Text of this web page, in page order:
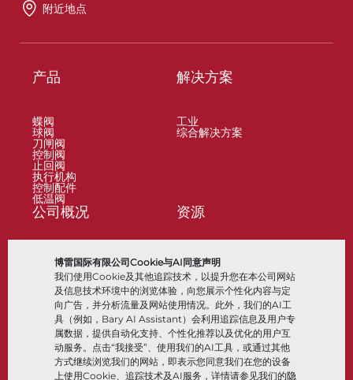
博雷国际有限公司Cookie与AI同意声明
我们使用Cookie及其他追踪技术，以提升您在本公司网站
及信息技术环境中的浏览体验，向您展示个性化内容与定
向广告，并分析流量及网站使用情况。此外，我们的AI工
具（例如，Bary AI Assistant）会利用追踪信息及用户专
属数据，提供自动化支持、个性化推荐以及优化的用户互
动服务。点击“我接受”、使用我们的AI工具，或通过其他
方式继续浏览我们的网站，即表示您同意我们在您的设备
上使用Cookie、追踪技术及AI服务，详情请参见我们的隐
附近地点
产品
蝶阀
球阀
刀闸阀
控制阀
止回阀
执行机构
控制配件
低温阀
解决方案
工业
综合解决方案
公司概况
合作伙伴
可持续性
客户门户
资源
文档
知识中心
软件
材料选择
关注我们 LinkedIn YouTube